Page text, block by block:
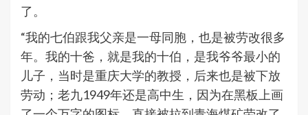
了。
“我的七伯跟我父亲是一母同胞，也是被劳改很多
年。我的十爸，就是我的十伯，是我爷爷最小的
儿子，当时是重庆大学的教授，后来也是被下放
劳动；老九1949年还是高中生，因为在黑板上画